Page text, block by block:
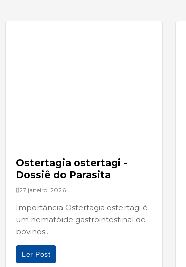
Ostertagia ostertagi -
Dossiê do Parasita
27 janeiro, 2026
Importância Ostertagia ostertagi é
um nematóide gastrointestinal de
bovinos...
Ler Post